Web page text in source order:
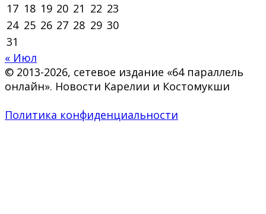
17 18 19 20 21 22 23
24 25 26 27 28 29 30
31
« Июл
© 2013-2026, сетевое издание «64 параллель
онлайн». Новости Карелии и Костомукши
Политика конфиденциальности